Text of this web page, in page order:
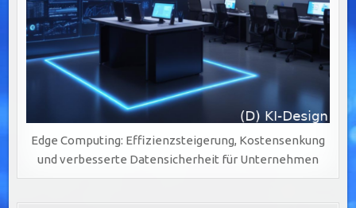
Edge Computing: Effizienzsteigerung, Kostensenkung
und verbesserte Datensicherheit für Unternehmen